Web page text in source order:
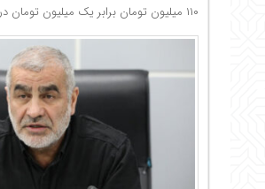
۱۱۰ میلیون تومان برابر یک میلیون تومان در سال ۱۴۰۱